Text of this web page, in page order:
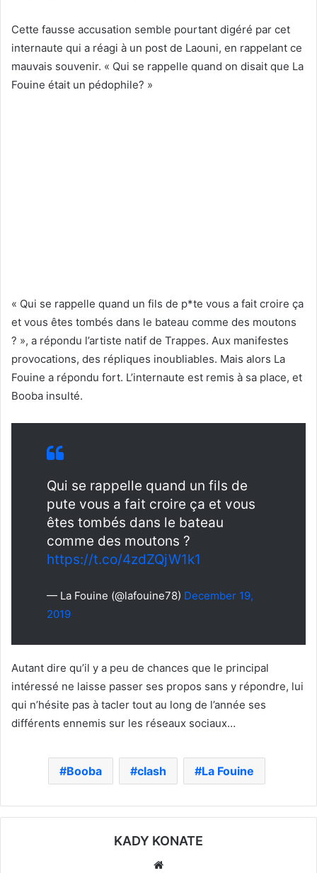
Cette fausse accusation semble pourtant digéré par cet
internaute qui a réagi à un post de Laouni, en rappelant ce
mauvais souvenir. « Qui se rappelle quand on disait que La
Fouine était un pédophile? »
« Qui se rappelle quand un fils de p*te vous a fait croire ça
et vous êtes tombés dans le bateau comme des moutons
? », a répondu l’artiste natif de Trappes. Aux manifestes
provocations, des répliques inoubliables. Mais alors La
Fouine a répondu fort. L’internaute est remis à sa place, et
Booba insulté.
Qui se rappelle quand un fils de
pute vous a fait croire ça et vous
êtes tombés dans le bateau
comme des moutons ?
https://t.co/4zdZQjW1k1
— La Fouine (@lafouine78) December 19,
2019
Autant dire qu’il y a peu de chances que le principal
intéressé ne laisse passer ses propos sans y répondre, lui
qui n’hésite pas à tacler tout au long de l’année ses
différents ennemis sur les réseaux sociaux…
Booba clash La Fouine
KADY KONATE